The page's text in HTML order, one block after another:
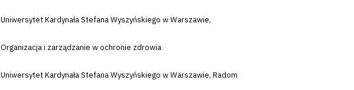
Uniwersytet Kardynała Stefana Wyszyńskiego w Warszawie,
Organizacja i zarządzanie w ochronie zdrowia
Uniwersytet Kardynała Stefana Wyszyńskiego w Warszawie, Radom